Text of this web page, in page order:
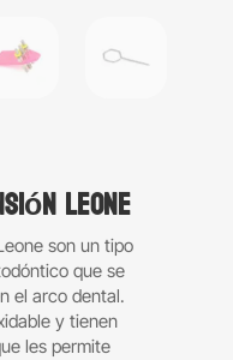
Leone
son un tipo
que se
el arco dental.
y tienen
les permite